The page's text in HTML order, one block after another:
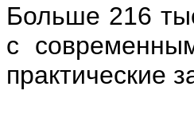
Больше 216
с
практические